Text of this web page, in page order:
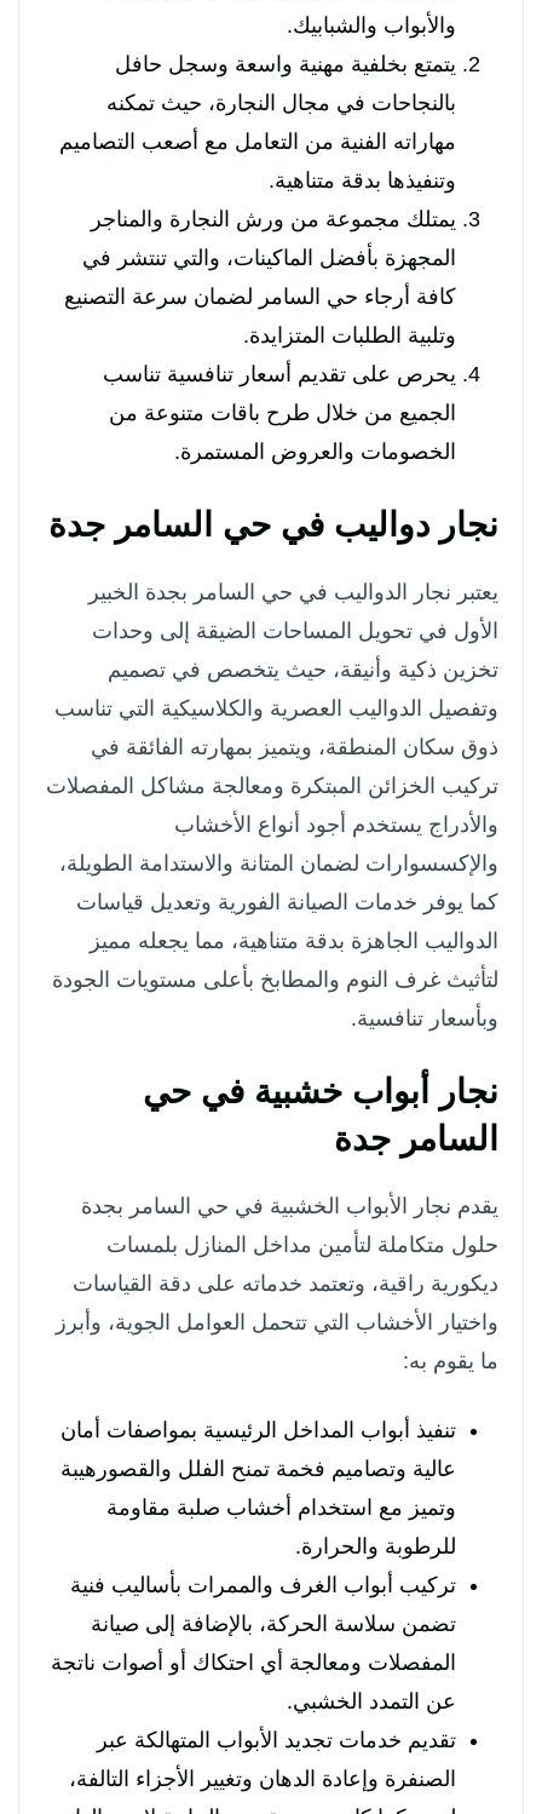
والأبواب والشبابيك.
يتمتع بخلفية مهنية واسعة وسجل حافل
بالنجاحات في مجال النجارة، حيث تمكنه
مهاراته الفنية من التعامل مع أصعب التصاميم
وتنفيذها بدقة متناهية.
يمتلك مجموعة من ورش النجارة والمناجر
المجهزة بأفضل الماكينات، والتي تنتشر في
كافة أرجاء حي السامر لضمان سرعة التصنيع
وتلبية الطلبات المتزايدة.
يحرص على تقديم أسعار تنافسية تناسب
الجميع من خلال طرح باقات متنوعة من
الخصومات والعروض المستمرة.
نجار دواليب في حي السامر جدة
يعتبر نجار الدواليب في حي السامر بجدة الخبير
الأول في تحويل المساحات الضيقة إلى وحدات
تخزين ذكية وأنيقة، حيث يتخصص في تصميم
وتفصيل الدواليب العصرية والكلاسيكية التي تناسب
ذوق سكان المنطقة، ويتميز بمهارته الفائقة في
تركيب الخزائن المبتكرة ومعالجة مشاكل المفصلات
والأدراج يستخدم أجود أنواع الأخشاب
والإكسسوارات لضمان المتانة والاستدامة الطويلة،
كما يوفر خدمات الصيانة الفورية وتعديل قياسات
الدواليب الجاهزة بدقة متناهية، مما يجعله مميز
لتأثيث غرف النوم والمطابخ بأعلى مستويات الجودة
وبأسعار تنافسية.
نجار أبواب خشبية في حي
السامر جدة
يقدم نجار الأبواب الخشبية في حي السامر بجدة
حلول متكاملة لتأمين مداخل المنازل بلمسات
ديكورية راقية، وتعتمد خدماته على دقة القياسات
واختيار الأخشاب التي تتحمل العوامل الجوية، وأبرز
ما يقوم به:
تنفيذ أبواب المداخل الرئيسية بمواصفات أمان
عالية وتصاميم فخمة تمنح الفلل والقصورهيبة
وتميز مع استخدام أخشاب صلبة مقاومة
للرطوبة والحرارة.
تركيب أبواب الغرف والممرات بأساليب فنية
تضمن سلاسة الحركة، بالإضافة إلى صيانة
المفصلات ومعالجة أي احتكاك أو أصوات ناتجة
عن التمدد الخشبي.
تقديم خدمات تجديد الأبواب المتهالكة عبر
الصنفرة وإعادة الدهان وتغيير الأجزاء التالفة،